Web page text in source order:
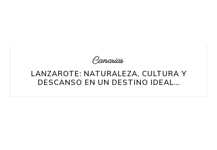
Canarias
LANZAROTE: NATURALEZA, CULTURA Y
DESCANSO EN UN DESTINO IDEAL...